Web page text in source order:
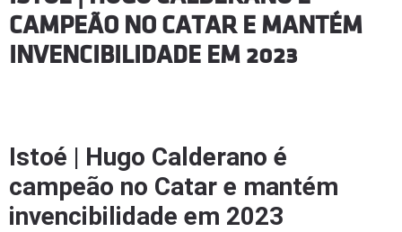
CAMPEÃO NO CATAR E MANTÉM
INVENCIBILIDADE EM 2023
Istoé | Hugo Calderano é
campeão no Catar e mantém
invencibilidade em 2023